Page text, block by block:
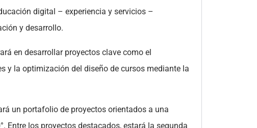
digital – experiencia y servicios –
y desarrollo.
en desarrollar proyectos clave como el
y la optimización del diseño de cursos mediante la
un portafolio de proyectos orientados a una
Entre los proyectos destacados, estará la segunda